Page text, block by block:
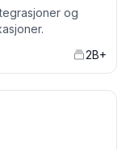
og
2B+